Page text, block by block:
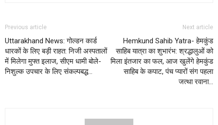
Previous article
Uttarakhand News: गोल्डन कार्ड
धारकों के लिए बड़ी राहत: निजी अस्पतालों
में मिलेगा मुफ्त इलाज, सीएम धामी बोले-
निशुल्क उपचार के लिए संकल्पबद्ध…
Next article
Hemkund Sahib Yatra- हेमकुंड
साहिब यात्रा का शुभारंभ: श्रद्धालुओं को
मिला इंतजार का फल, आज खुलेंगे हेमकुंड
साहिब के कपाट, पंच प्यारों संग पहला
जत्था रवाना…